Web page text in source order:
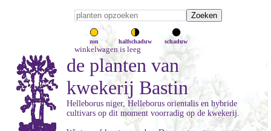
zon halfschaduw schaduw
winkelwagen is leeg
de planten van
kwekerij Bastin
Helleborus niger, Helleborus orientalis en hybride
cultivars op dit moment voorradig op de kwekerij.